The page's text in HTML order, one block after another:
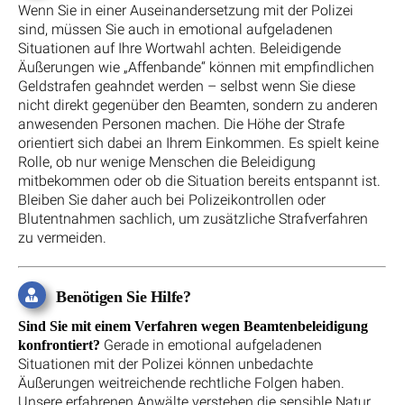
Wenn Sie in einer Auseinandersetzung mit der Polizei
sind, müssen Sie auch in emotional aufgeladenen
Situationen auf Ihre Wortwahl achten. Beleidigende
Äußerungen wie „Affenbande“ können mit empfindlichen
Geldstrafen geahndet werden – selbst wenn Sie diese
nicht direkt gegenüber den Beamten, sondern zu anderen
anwesenden Personen machen. Die Höhe der Strafe
orientiert sich dabei an Ihrem Einkommen. Es spielt keine
Rolle, ob nur wenige Menschen die Beleidigung
mitbekommen oder ob die Situation bereits entspannt ist.
Bleiben Sie daher auch bei Polizeikontrollen oder
Blutentnahmen sachlich, um zusätzliche Strafverfahren
zu vermeiden.
Benötigen Sie Hilfe?
Sind Sie mit einem Verfahren wegen Beamtenbeleidigung
konfrontiert? Gerade in emotional aufgeladenen
Situationen mit der Polizei können unbedachte
Äußerungen weitreichende rechtliche Folgen haben.